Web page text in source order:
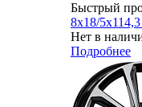
Быстрый
8x18/
Нет в
Подробнее